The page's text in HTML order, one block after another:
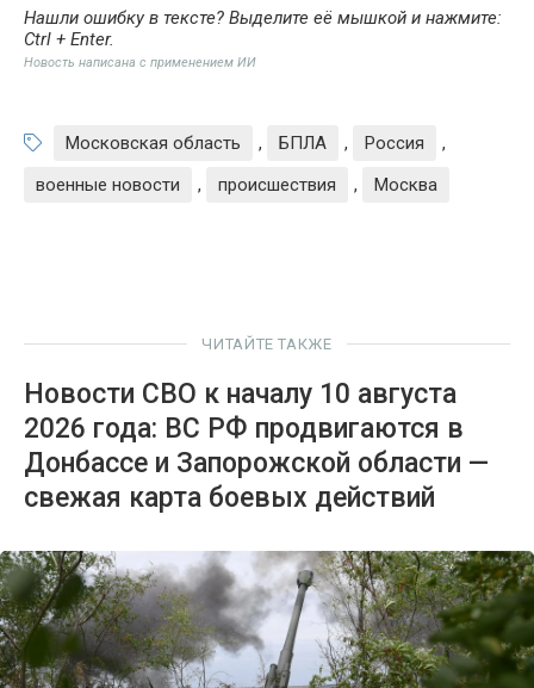
Нашли ошибку в тексте? Выделите её мышкой и нажмите:
Ctrl + Enter.
Новость написана с применением ИИ
Московская область , БПЛА , Россия
,
военные новости
, происшествия , Москва
ЧИТАЙТЕ ТАКЖЕ
Новости СВО к началу 10 августа
2026 года: ВС РФ продвигаются в
Донбассе и Запорожской области —
свежая карта боевых действий